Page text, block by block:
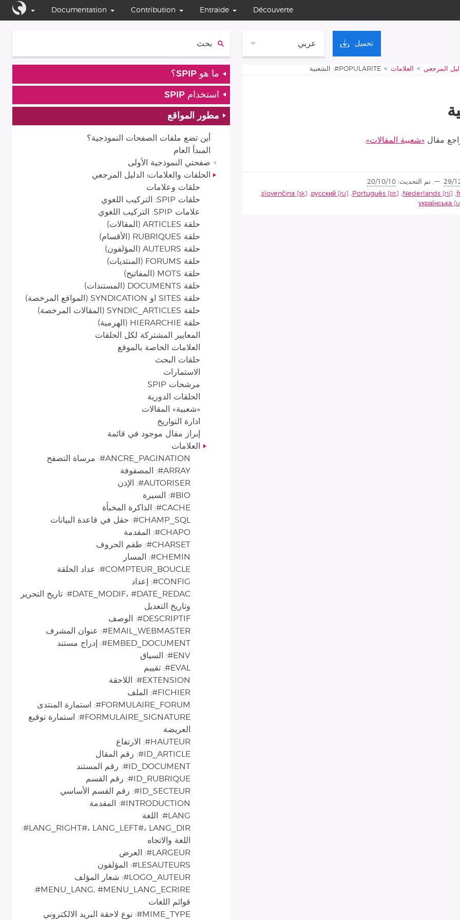
Documentation Contribution Entraide Découverte
عربي تحميل
المرجعي العلامات POPULARITE#: الشعبية
مقال «شعبية المقالات».
29/ تم التحديث:20/10/10
,
Nederlands
,
Português
,
русский
,
slovenčina
,
українська
ما هو SPIP؟
استخدام SPIP
مطور المواقع
أين تضع ملفات الصفحات النموذجية؟
المبدأ العام
صفحتي النموذجية الأولى
الحلقات والعلامات: الدليل المرجعي
حلقات وعلامات
حلقات SPIP: التركيب اللغوي
علامات SPIP: التركيب اللغوي
حلقة ARTICLES (المقالات)
حلقة RUBRIQUES (الأقسام)
حلقة AUTEURS (المؤلفون)
حلقة FORUMS (المنتديات)
حلقة MOTS (المفاتيح)
حلقة DOCUMENTS (المستندات)
حلقة SITES او SYNDICATION (المواقع المرخصة)
حلقة SYNDIC_ARTICLES (المقالات المرخصة)
حلقة HIERARCHIE (الهرمية)
المعايير المشتركة لكل الحلقات
العلامات الخاصة بالموقع
حلقات البحث
الاستمارات
مرشحات SPIP
الحلقات الدورية
«شعبية» المقالات
ادارة التواريخ
إبراز مقال موجود في قائمة
العلامات
ANCRE_PAGINATION#: مرساة التصفح
ARRAY#: المصفوفة
AUTORISER#: الإذن
BIO#: السيرة
CACHE#: الذاكرة المخبأة
CHAMP_SQL#: حقل في قاعدة البيانات
CHAPO#: المقدمة
CHARSET#: طقم الحروف
CHEMIN#: المسار
COMPTEUR_BOUCLE#: عداد الحلقة
CONFIG#: إعداد
DATE_MODIF، #DATE_REDAC#: تاريخ التحرير
وتاريخ التعديل
DESCRIPTIF#: الوصف
EMAIL_WEBMASTER#: عنوان المشرف
EMBED_DOCUMENT#: إدراج مستند
ENV#: السياق
EVAL#: تقييم
EXTENSION#: اللاحقة
FICHIER#: الملف
FORMULAIRE_FORUM#: استمارة المنتدى
FORMULAIRE_SIGNATURE#: استمارة توقيع
العريضة
HAUTEUR#: الارتفاع
ID_ARTICLE#: رقم المقال
ID_DOCUMENT#: رقم المستند
ID_RUBRIQUE#: رقم القسم
ID_SECTEUR#: رقم القسم الأساسي
INTRODUCTION#: المقدمة
LANG#: اللغة
LANG_RIGHT#، LANG_LEFT#، LANG_DIR#:
اللغة والاتجاه
LARGEUR#: العرض
LESAUTEURS#: المؤلفون
LOGO_AUTEUR#: شعار المؤلف
MENU_LANG, #MENU_LANG_ECRIRE#:
قوائم اللغات
MIME_TYPE#: نوع لاحقة البريد الالكتروني